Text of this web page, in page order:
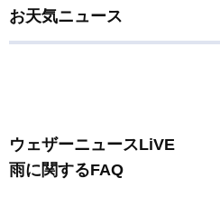
お天気ニュース
ウェザーニュースLiVE
雨に関するFAQ